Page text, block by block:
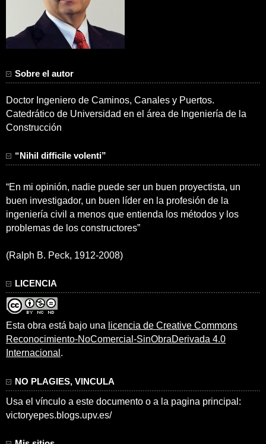
Sobre el autor
Doctor Ingeniero de Caminos, Canales y Puertos.
Catedrático de Universidad en el área de Ingeniería de la
Construcción
“Nihil difficile volenti”
“En mi opinión, nadie puede ser un buen proyectista, un
buen investigador, un buen líder en la profesión de la
ingeniería civil a menos que entienda los métodos y los
problemas de los constructores”
(Ralph B. Peck, 1912-2008)
LICENCIA
Esta obra está bajo una licencia de Creative Commons
Reconocimiento-NoComercial-SinObraDerivada 4.0
Internacional .
NO PLAGIES, VINCULA
Usa el vínculo a este documento o a la pagina principal:
victoryepes.blogs.upv.es/